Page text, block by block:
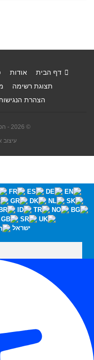
דף הבית אודות
תצוגת רשימה
הצהרת
© 2026 - הפטריה. כל הזכויות שמורות.
עיצוב
ישראל